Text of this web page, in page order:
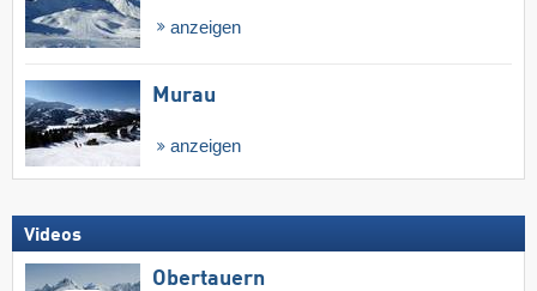
anzeigen
Murau
anzeigen
Videos
Obertauern